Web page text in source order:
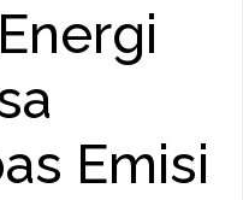
Emisi